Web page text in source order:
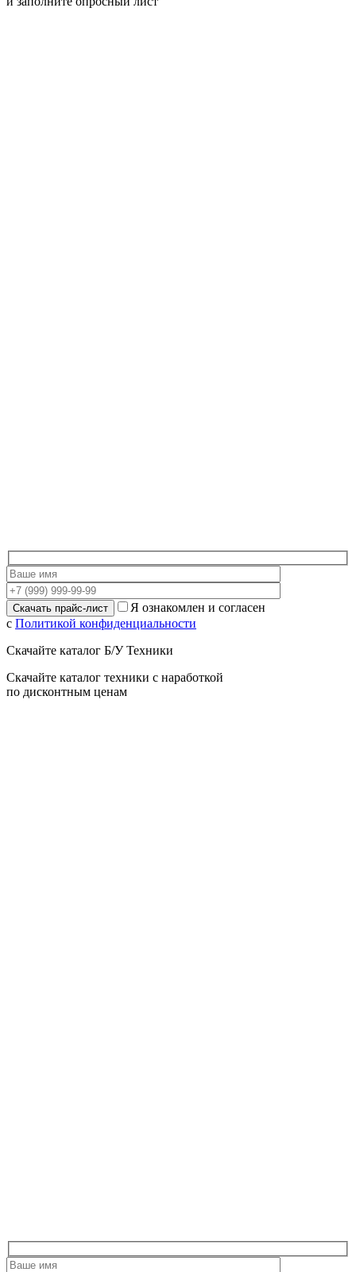
Я ознакомлен и согласен
с Политикой конфиденциальности
Скачайте каталог Б/У Техники
Скачайте каталог техники с наработкой
по дисконтным ценам